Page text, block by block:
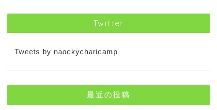
Twitter
Tweets by naockycharicamp
最近の投稿